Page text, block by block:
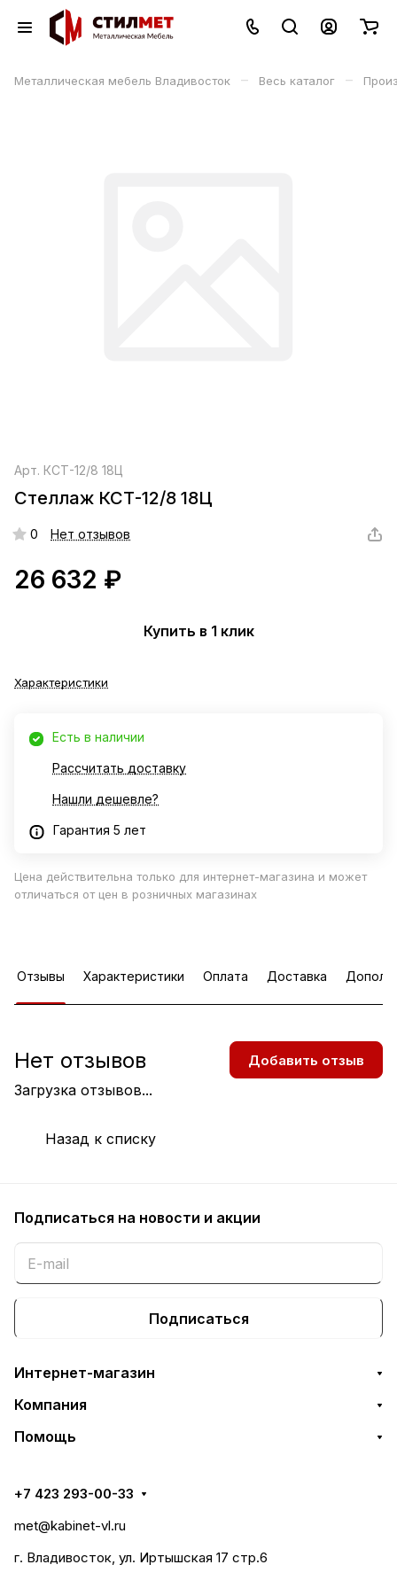
Металлическая мебель Владивосток – Весь каталог –
Арт. КСТ-12/8 18Ц
Стеллаж КСТ-12/8 18Ц
0 Нет отзывов
26 632 ₽
Купить в 1 клик
Характеристики
Есть в наличии
Рассчитать доставку
Нашли дешевле?
Гарантия 5 лет
Цена действительна только для интернет-магазина и может
отличаться от цен в розничных магазинах
Отзывы Характеристики Оплата Доставка
Загрузка отзывов...
Нет отзывов Добавить отзыв
Назад к списку
Подписаться на новости и акции
Подписаться
Интернет-магазин
Компания
Помощь
+7 423 293-00-33
met@kabinet-vl.ru
г. Владивосток, ул. Иртышская 17 стр.6